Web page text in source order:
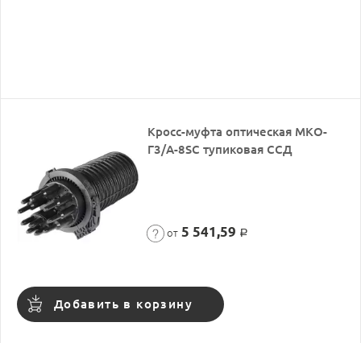
Кросс-муфта оптическая МКО-
Г3/A-8SC тупиковая ССД
от 5 541,59 Р
Добавить в корзину